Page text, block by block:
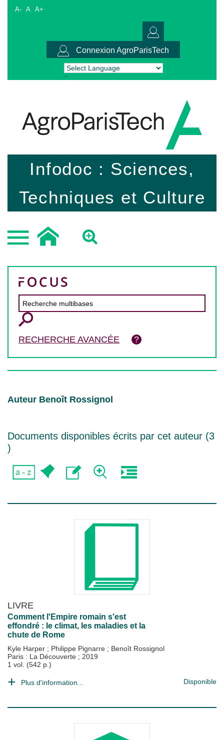
A- A A+
Connexion AgroParisTech
Powered by Translate
Infodoc : Sciences,
Techniques et Culture
RECHERCHE AVANCÉE
Auteur Benoît Rossignol
Documents disponibles écrits par cet auteur (3
)
LIVRE
Comment l'Empire romain s'est
effondré : le climat, les maladies et la
chute de Rome
Kyle Harper ; Philippe Pignarre ; Benoît Rossignol
Paris : La Découverte ; 2019
1 vol. (542 p.)
Plus d'information... Disponible